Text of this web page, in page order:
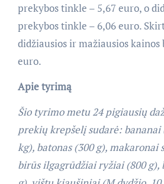
prekybos tinkle – 5,67 euro, o
prekybos tinkle – 6,06 euro.
didžiausios ir mažiausios kainos
euro.
Apie tyrimą
Šio tyrimo metu 24 pigiausių
prekių krepšelį sudarė: bananai
kg), batonas (300 g), makaronai
birūs ilgagrūdžiai ryžiai (800 g),